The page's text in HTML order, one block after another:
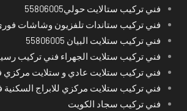
فني تركيب ستالايت حولي55806005
فني تركيب ستاندات تلفزيون وشاشات
فني تركيب ستلايت البيان 55806005
فني تركيب ستلايت الجهراء فني تركيب
فني تركيب ستلايت عادي و ستلايت مركزي
فني تركيب ستلايت مركزي للابراج
فني تركيب سجاد الكويت